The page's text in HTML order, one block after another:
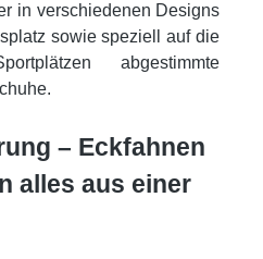
in verschiedenen Designs
sowie speziell auf die
abgestimmte
– Eckfahnen
alles aus einer